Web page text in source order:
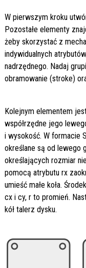
W pierwszym kroku
Pozostałe elementy
żeby skorzystać z
indywidualnych
nadrzędnego. Nadaj
obramowanie (stroke)
Kolejnym elementem
współrzędne jego
i wysokość. W formacie
określane są od lewego
określających rozmiar
pomocą atrybutu rx
umieść małe koła.
cx i cy, r to promień.
kół talerz dysku.